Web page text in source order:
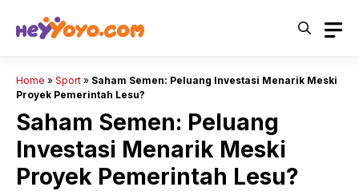
Home » Sport » Saham Semen: Peluang Investasi Menarik Meski
Proyek Pemerintah Lesu?
Saham Semen: Peluang
Investasi Menarik Meski
Proyek Pemerintah Lesu?